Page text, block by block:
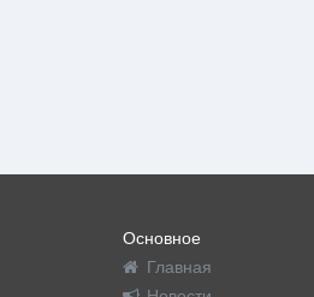
Основное
Главная